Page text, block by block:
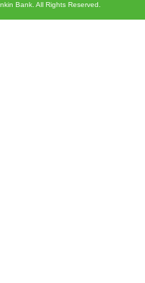
Bank. All Rights Reserved.